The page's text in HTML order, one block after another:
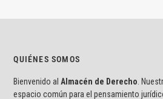
QUIÉNES SOMOS
Bienvenido alAlmacén de Derecho.
espacio común para el pensamiento